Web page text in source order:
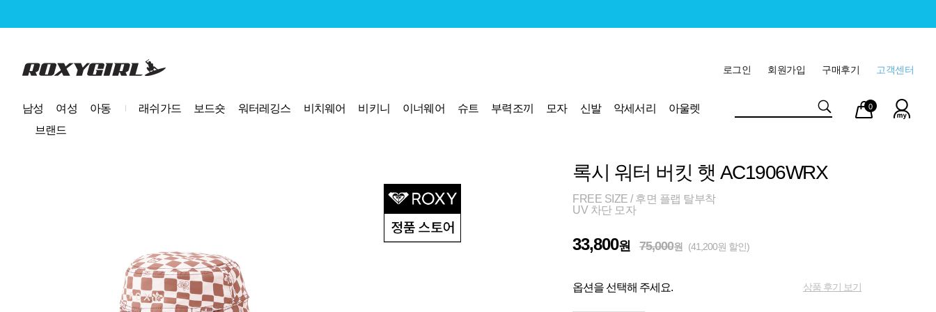
로고 고객센터
구매후기
회원가입
로그인
남성 여성 아동 래쉬가드 보드숏 워터레깅스 비치웨어 비키니 이너웨어 슈트 부력조끼 모자 신발 악세서리
아울렛
브랜드
마이
페이
장바
구니
0
록시 워터 버킷 햇 AC1906WRX
FREE SIZE / 후면 플랩 탈부착
UV 차단 모자
33,800원 75,000원 (41,200원 할인)
옵션을 선택해 주세요. 상품 후기 보기